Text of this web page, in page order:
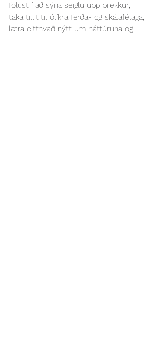
fólust í að sýna seiglu upp brekkur,
taka tillit til ólíkra ferða- og skálafélaga,
læra eitthvað nýtt um náttúruna og